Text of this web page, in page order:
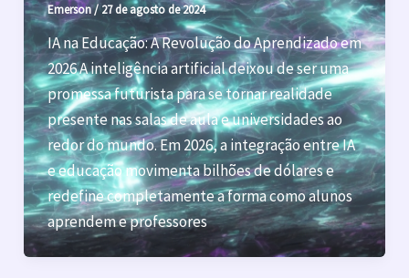
Emerson/27 de agosto de 2024
IA na Educação: A Revolução do Aprendizado em
2026 A inteligência artificial deixou de ser uma
promessa futurista para se tornar realidade
presente nas salas de aula e universidades ao
redor do mundo. Em 2026, a integração entre IA
e educação movimenta bilhões de dólares e
redefine completamente a forma como alunos
aprendem e professores